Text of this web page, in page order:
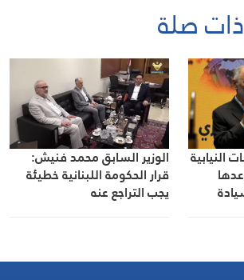
صلة
النيابية الوزير السابق محمد فنيش:
قرار الحكومة اللبنانية خطيئة
يجب التراجع عنه